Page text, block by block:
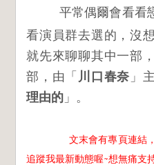
平常偶爾會看看
看演員群去選的，沒
就先來聊聊其中一部
部，由「 川口春奈 」
理由的 」。
文末會有專頁連結
追蹤我最新動態喔~想無痛支